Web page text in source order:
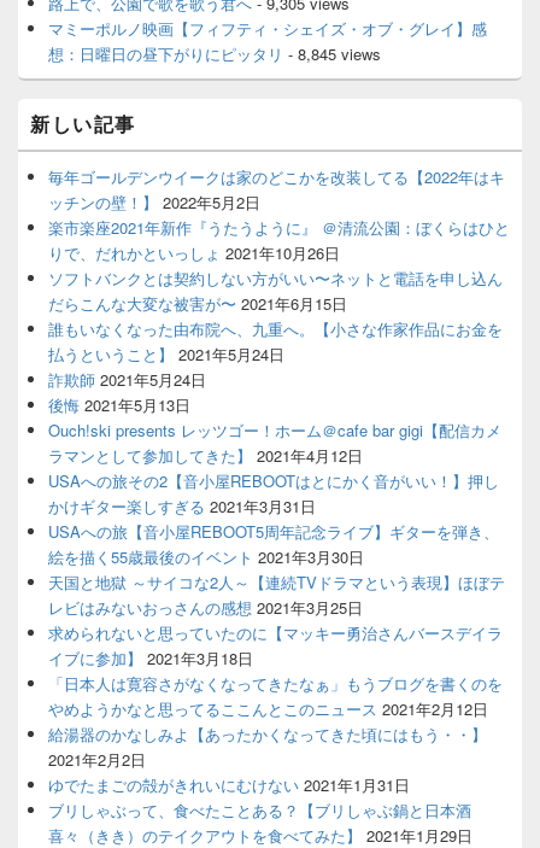
マミーポルノ映画【フィフティ・シェイズ・オブ・グレイ】感
想：日曜日の昼下がりにピッタリ - 8,845 views
新しい記事
毎年ゴールデンウイークは家のどこかを改装してる【2022年はキ
ッチンの壁！】
2022年5月2日
楽市楽座2021年新作『うたうように』 ＠清流公園：ぼくらはひと
りで、だれかといっしょ 2021年10月26日
ソフトバンクとは契約しない方がいい〜ネットと電話を申し込ん
だらこんな大変な被害が〜 2021年6月15日
誰もいなくなった由布院へ、九重へ。【小さな作家作品にお金を
払うということ】
2021年5月24日
詐欺師 2021年5月24日
後悔 2021年5月13日
Ouch!ski presents レッツゴー！ホーム＠cafe bar gigi【配信カメ
ラマンとして参加してきた】
2021年4月12日
USAへの旅その2【音小屋REBOOTはとにかく音がいい！】押し
かけギター楽しすぎる 2021年3月31日
USAへの旅【音小屋REBOOT5周年記念ライブ】ギターを弾き、
絵を描く55歳最後のイベント 2021年3月30日
天国と地獄 ～サイコな2人～【連続TVドラマという表現】ほぼテ
レビはみないおっさんの感想 2021年3月25日
求められないと思っていたのに【マッキー勇治さんバースデイラ
イブに参加】
2021年3月18日
「日本人は寛容さがなくなってきたなぁ」もうブログを書くのを
やめようかなと思ってるここんとこのニュース 2021年2月12日
給湯器のかなしみよ【あったかくなってきた頃にはもう・・】
2021年2月2日
ゆでたまごの殻がきれいにむけない 2021年1月31日
ブリしゃぶって、食べたことある？【ブリしゃぶ鍋と日本酒
喜々（きき）のテイクアウトを食べてみた】
2021年1月29日